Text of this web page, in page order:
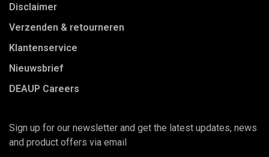
Disclaimer
Verzenden & retourneren
Klantenservice
Nieuwsbrief
DEAUP Careers
Sign up for our newsletter and get the latest updates, news
and product offers via email